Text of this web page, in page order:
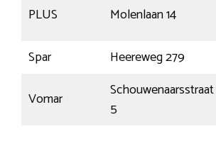
PLUS
Molenlaan 14
Spar
Heereweg 279
Vomar
Schouwenaarsstraat
5